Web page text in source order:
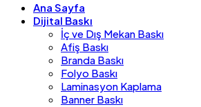
Ana Sayfa
Dijital Baskı
İç ve Dış Mekan Baskı
Afiş Baskı
Branda Baskı
Folyo Baskı
Laminasyon Kaplama
Banner Baskı